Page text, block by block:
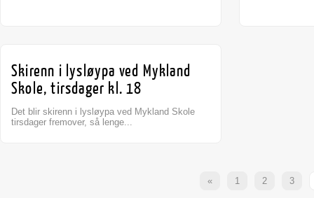
Skirenn i lysløypa ved Mykland
Skole, tirsdager kl. 18
Det blir skirenn i lysløypa ved Mykland Skole
tirsdager fremover, så lenge...
« 1 2 3